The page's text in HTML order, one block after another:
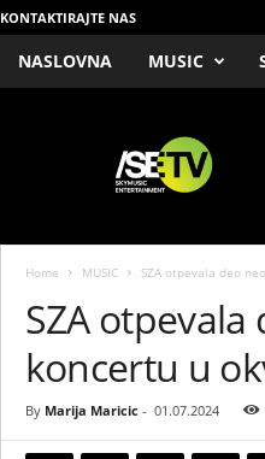
KONTAKTIRAJTE NAS
NASLOVNA MUSIC
Home MUSIC SZA otpevala deo
SZA
koncertu u
By Marija Maricic- 01.07.2024